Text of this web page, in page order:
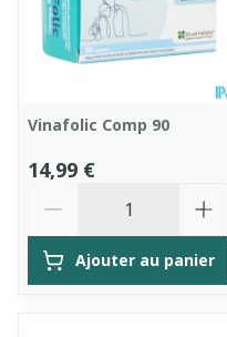
Vinafolic Comp 90
14,99 €
Ajouter au panier